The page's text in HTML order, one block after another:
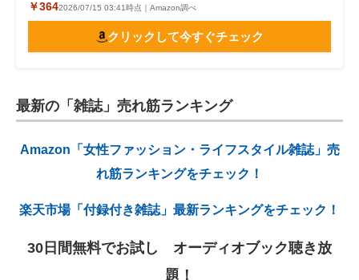
In Red(インレッド) 2024年 3月号
2026/07/15 03:41時点｜Amazon調べ
Amazon「女性ファッション・ライフスタイル雑誌」売
れ筋ランキングをチェック！
楽天市場「付録付き雑誌」最新ランキングをチェック！
30日間無料でお試し オーディオブック聴き放